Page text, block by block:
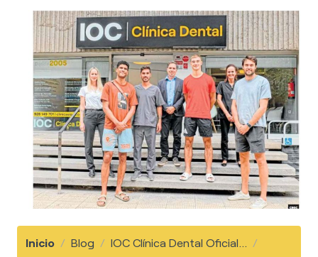
Inicio / Blog / IOC Clínica Dental Oficial... /